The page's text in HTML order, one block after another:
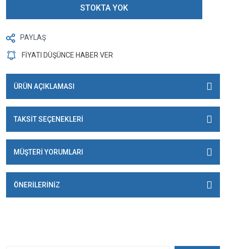
STOKTA YOK
PAYLAŞ
FİYATI DÜŞÜNCE HABER VER
ÜRÜN AÇIKLAMASI
TAKSİT SEÇENEKLERİ
MÜŞTERİ YORUMLARI
ÖNERİLERİNİZ